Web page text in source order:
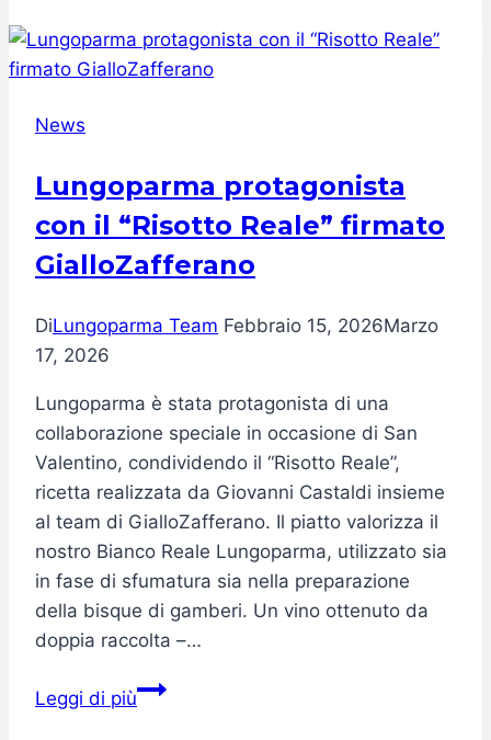
prende
vita
Felino
News
Lungoparma protagonista
con il “Risotto Reale” firmato
GialloZafferano
DiLungoparma Team Febbraio 15, 2026Marzo
17, 2026
Lungoparma è stata protagonista di una
collaborazione speciale in occasione di San
Valentino, condividendo il “Risotto Reale”,
ricetta realizzata da Giovanni Castaldi insieme
al team di GialloZafferano. Il piatto valorizza il
nostro Bianco Reale Lungoparma, utilizzato sia
in fase di sfumatura sia nella preparazione
della bisque di gamberi. Un vino ottenuto da
doppia raccolta –…
Leggi di piùLungoparma